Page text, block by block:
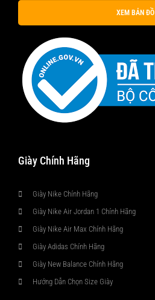
XEM BẢN ĐỒ
Giày Chính Hãng
Giày Nike Chính Hãng
Giày Nike Air Jordan 1 Chính Hãng
Giày Nike Air Max Chính Hãng
Giày Adidas Chính Hãng
Giày New Balance Chính Hãng
Hướng Dẫn Chọn Size Giày